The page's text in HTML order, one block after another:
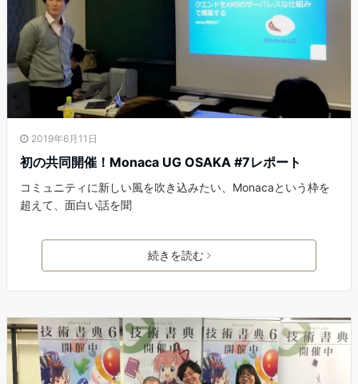
2019年6月11日
初の共同開催！Monaca UG OSAKA #7レポート
コミュニティに新しい風を吹き込みたい、Monacaという枠を
超えて、面白い話を聞
続きを読む